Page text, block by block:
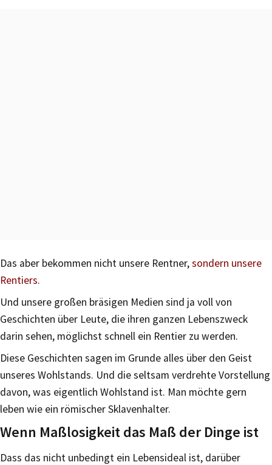
Das aber bekommen nicht unsere Rentner,sondern unsere
Rentiers.
Und unsere großen bräsigen Medien sind ja voll von
Geschichten über Leute, die ihren ganzen Lebenszweck
darin sehen, möglichst schnell ein Rentier zu werden.
Diese Geschichten sagen im Grunde alles über den Geist
unseres Wohlstands. Und die seltsam verdrehte Vorstellung
davon, was eigentlich Wohlstand ist. Man möchte gern
leben wie ein römischer Sklavenhalter.
Wenn Maßlosigkeit das Maß der Dinge ist
Dass das nicht unbedingt ein Lebensideal ist, darüber